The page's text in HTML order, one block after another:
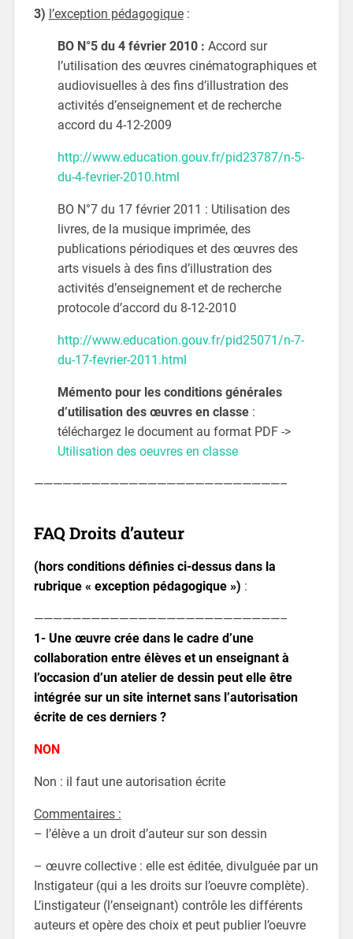
3) l’exception pédagogique:
BO N°5 du 4 février 2010 : Accord sur
l’utilisation des œuvres cinématographiques et
audiovisuelles à des fins d’illustration des
activités d’enseignement et de recherche
accord du 4-12-2009
http://www.education.gouv.fr/pid23787/n-5-
du-4-fevrier-2010.html
BO N°7 du 17 février 2011 : Utilisation des
livres, de la musique imprimée, des
publications périodiques et des œuvres des
arts visuels à des fins d’illustration des
activités d’enseignement et de recherche
protocole d’accord du 8-12-2010
http://www.education.gouv.fr/pid25071/n-7-
du-17-fevrier-2011.html
Mémento pour les conditions générales
d’utilisation des œuvres en classe:
téléchargez le document au format PDF ->
Utilisation des oeuvres en classe
——————————————————————————–
FAQ Droits d’auteur
(hors conditions définies ci-dessus dans la
rubrique « exception pédagogique ») :
——————————————————————————–
1- Une œuvre crée dans le cadre d’une
collaboration entre élèves et un enseignant à
l’occasion d’un atelier de dessin peut elle être
intégrée sur un site internet sans l’autorisation
écrite de ces derniers ?
NON
Non : il faut une autorisation écrite
Commentaires :
– l’élève a un droit d’auteur sur son dessin
– œuvre collective : elle est éditée, divulguée par un
Instigateur (qui a les droits sur l’oeuvre complète).
L’instigateur (l’enseignant) contrôle les différents
auteurs et opère des choix et peut publier l’oeuvre